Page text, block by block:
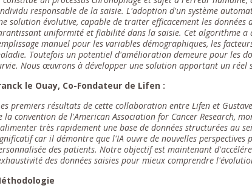
responsable de la saisie. L'adoption d'un système
solution évolutive, capable de traiter efficacement les
uniformité et fiabilité dans la saisie. Cet algorithme
manuel pour les variables démographiques, les
Toutefois un potentiel d'amélioration demeure pour les
Nous œuvrons à développer une solution apportant un
le Ouay, Co-Fondateur de Lifen :
premiers résultats de cette collaboration entre Lifen et
la convention de l'American Association for Cancer Research,
très rapidement une base de données structurées au
car il démontre que l'IA ouvre de nouvelles
des patients. Notre objectif est maintenant
des données saisies pour mieux comprendre